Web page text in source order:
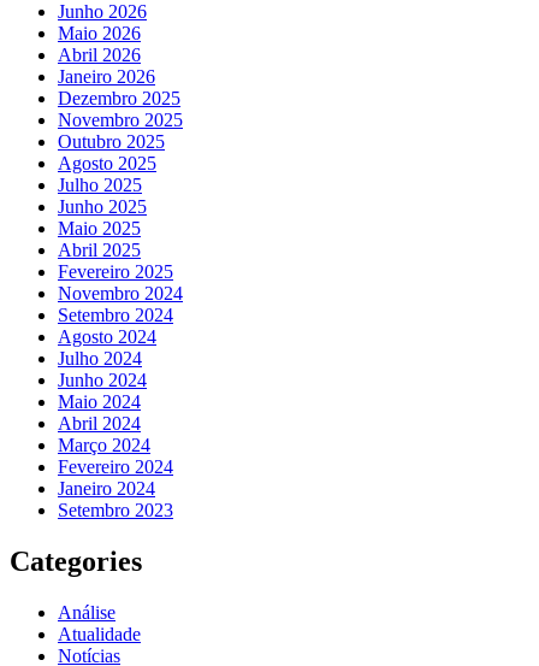
Junho 2026
Maio 2026
Abril 2026
Janeiro 2026
Dezembro 2025
Novembro 2025
Outubro 2025
Agosto 2025
Julho 2025
Junho 2025
Maio 2025
Abril 2025
Fevereiro 2025
Novembro 2024
Setembro 2024
Agosto 2024
Julho 2024
Junho 2024
Maio 2024
Abril 2024
Março 2024
Fevereiro 2024
Janeiro 2024
Setembro 2023
Categories
Análise
Atualidade
Notícias